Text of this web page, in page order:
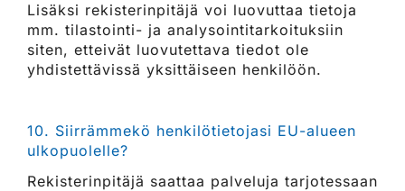
Lisäksi rekisterinpitäjä voi luovuttaa tietoja
mm. tilastointi- ja analysointitarkoituksiin
siten, etteivät luovutettava tiedot ole
yhdistettävissä yksittäiseen henkilöön.
10. Siirrämmekö henkilötietojasi EU-alueen
ulkopuolelle?
Rekisterinpitäjä saattaa palveluja tarjotessaan